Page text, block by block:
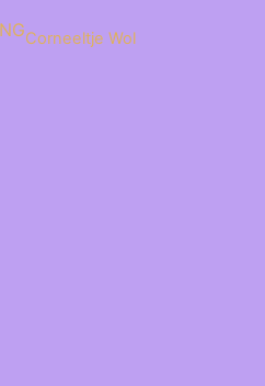
Corneeltje Wol